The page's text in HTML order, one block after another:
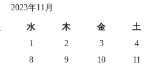
2023年11月
水 木 金 土
1 2 3
4
8 9 10
11